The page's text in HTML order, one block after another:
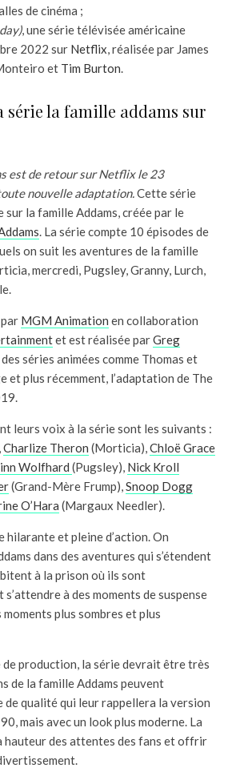
de cinéma ;
, une série télévisée américaine
2022 sur Netflix, réalisée par James
et Tim Burton.
série la famille addams sur
est de retour sur Netflix le 23
nouvelle adaptation.Cette série
sur la famille Addams, créée par le
. La série compte 10 épisodes de
on suit les aventures de la famille
mercredi, Pugsley, Granny, Lurch,
MGM Animation en collaboration
et est réalisée parGreg
séries animées comme Thomas et
et plus récemment, l’adaptation de The
leurs voix à la série sont les suivants :
Charlize Theron (Morticia),Chloë Grace
Wolfhard (Pugsley), Nick Kroll
(Grand-Mère Frump),Snoop Dogg
O’Hara (Margaux Needler).
hilarante et pleine d’action. On
dans des aventures qui s’étendent
à la prison où ils sont
à des moments de suspense
moments plus sombres et plus
de production, la série devrait être très
de la famille Addams peuvent
de qualité qui leur rappellera la version
mais avec un look plus moderne. La
hauteur des attentes des fans et offrir